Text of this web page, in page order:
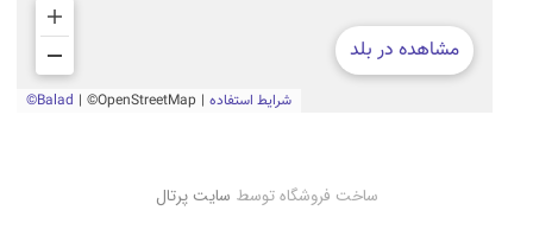
ساخت فروشگاه توسط سایت پرتال